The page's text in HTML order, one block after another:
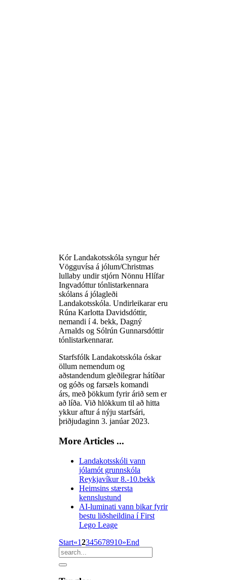
Kór Landakotsskóla syngur hér
Vögguvísa á jólum/Christmas
lullaby undir stjórn Nönnu Hlífar
Ingvadóttur tónlistarkennara
skólans á jólagleði
Landakotsskóla. Undirleikarar eru
Rúna Karlotta Davidsdóttir,
nemandi í 4. bekk, Dagný
Arnalds og Sólrún Gunnarsdóttir
tónlistarkennarar.
Starfsfólk Landakotsskóla óskar
öllum nemendum og
aðstandendum gleðilegrar hátíðar
og góðs og farsæls komandi
árs, með þökkum fyrir árið sem er
að líða. Við hlökkum til að hitta
ykkur aftur á nýju starfsári,
þriðjudaginn 3. janúar 2023.
More Articles ...
Landakotsskóli vann
jólamót grunnskóla
Reykjavíkur 8.-10.bekk
Heimsins stærsta
kennslustund
AI-lum­inati vann bikar fyrir
bestu liðsheildina í First
Lego Leage
Start«12345678910»End